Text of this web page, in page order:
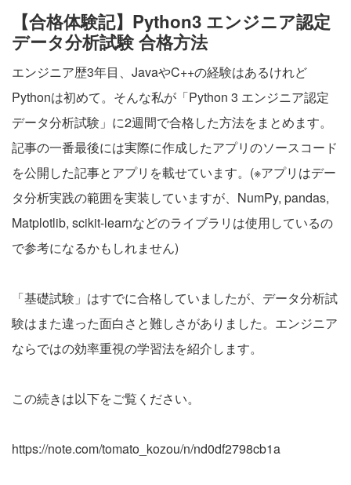
【合格体験記】Python3 エンジニア認定
データ分析試験 合格方法
エンジニア歴3年目、JavaやC++の経験はあるけれど
Pythonは初めて。そんな私が「Python 3 エンジニア認定
データ分析試験」に2週間で合格した方法をまとめます。
記事の一番最後には実際に作成したアプリのソースコード
を公開した記事とアプリを載せています。(※アプリはデー
タ分析実践の範囲を実装していますが、NumPy, pandas,
Matplotlib, scikit-learnなどのライブラリは使用しているの
で参考になるかもしれません)
「基礎試験」はすでに合格していましたが、データ分析試
験はまた違った面白さと難しさがありました。エンジニア
ならではの効率重視の学習法を紹介します。
この続きは以下をご覧ください。
https://note.com/tomato_kozou/n/nd0df2798cb1a